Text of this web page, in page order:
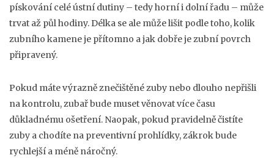
pískování celé ústní dutiny – tedy horní i dolní řadu – může
trvat až půl hodiny. Délka se ale může lišit podle toho, kolik
zubního kamene je přítomno a jak dobře je zubní povrch
připravený.
Pokud máte výrazně znečištěné zuby nebo dlouho nepřišli
na kontrolu, zubař bude muset věnovat více času
důkladnému ošetření. Naopak, pokud pravidelně čistíte
zuby a chodíte na preventivní prohlídky, zákrok bude
rychlejší a méně náročný.